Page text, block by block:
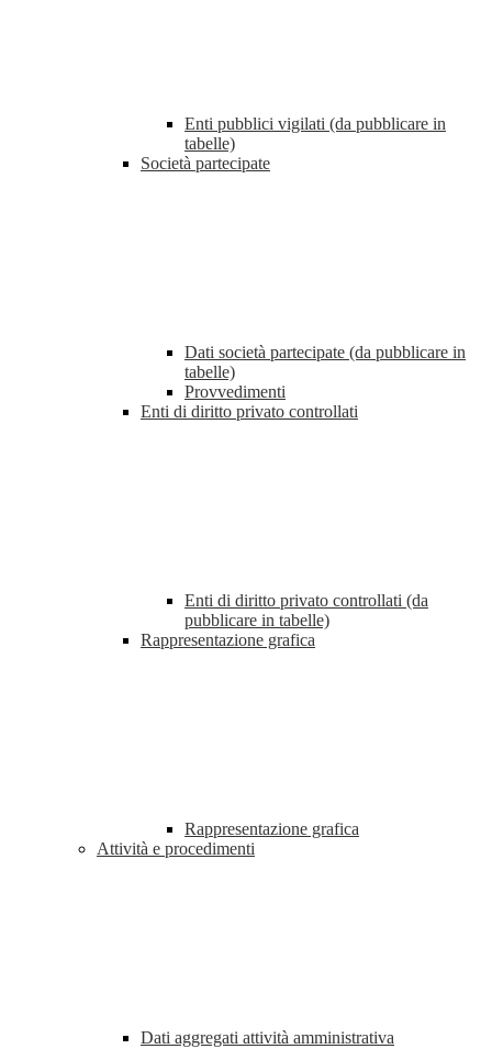
Enti pubblici vigilati (da pubblicare in
tabelle)
Società partecipate
Dati società partecipate (da pubblicare in
tabelle)
Provvedimenti
Enti di diritto privato controllati
Enti di diritto privato controllati (da
pubblicare in tabelle)
Rappresentazione grafica
Rappresentazione grafica
Attività e procedimenti
Dati aggregati attività amministrativa